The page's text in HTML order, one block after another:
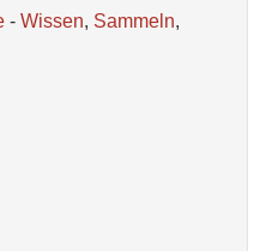
- Wissen, Sammeln,